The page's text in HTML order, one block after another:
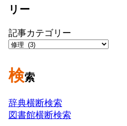
リー
記事カテゴリー
検索
辞典横断検索
図書館横断検索